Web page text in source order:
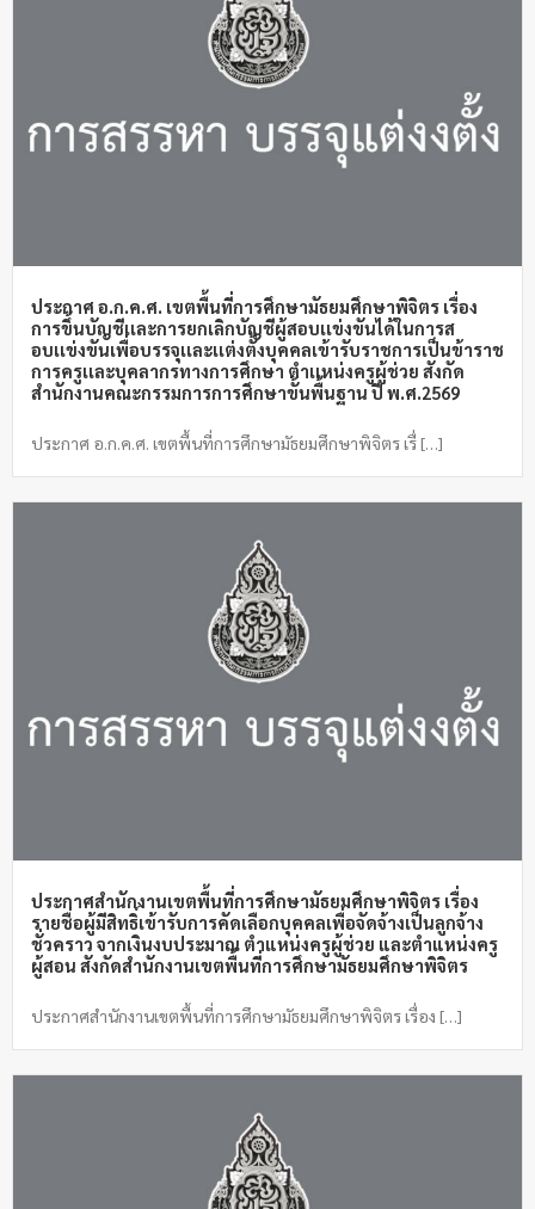
ประกาศ อ.ก.ค.ศ. เขตพื้นที่การศึกษามัธยมศึกษาพิจิตร เรื่อง
การขึ้นบัญชีเเละการยกเลิกบัญชีผู้สอบเเข่งขันได้ในการส
อบเเข่งขันเพื่อบรรจุเเละเเต่งตั้งบุคคลเข้ารับราชการเป็นข้าราช
การครูเเละบุคลากรทางการศึกษา ตำเเหน่งครูผู้ช่วย สังกัด
สำนักงานคณะกรรมการการศึกษาขั้นพื้นฐาน ปี พ.ศ.2569
ประกาศ อ.ก.ค.ศ. เขตพื้นที่การศึกษามัธยมศึกษาพิจิตร เรื่ […]
ประกาศสำนักงานเขตพื้นที่การศึกษามัธยมศึกษาพิจิตร เรื่อง
รายชื่อผู้มีสิทธิ์เข้ารับการคัดเลือกบุคคลเพื่อจัดจ้างเป็นลูกจ้าง
ชั่วคราว จากเงินงบประมาณ ตำแหน่งครูผู้ช่วย และตำแหน่งครู
ผู้สอน สังกัดสำนักงานเขตพื้นที่การศึกษามัธยมศึกษาพิจิตร
ประกาศสำนักงานเขตพื้นที่การศึกษามัธยมศึกษาพิจิตร เรื่อง […]